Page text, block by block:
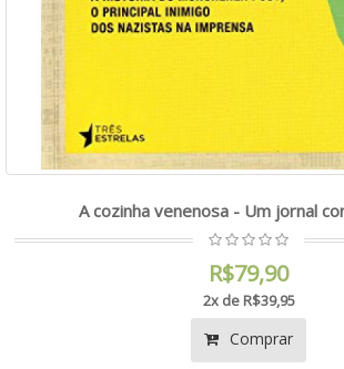
A cozinha venenosa - Um jornal
R$79,90
2x de R$39,95
Comprar